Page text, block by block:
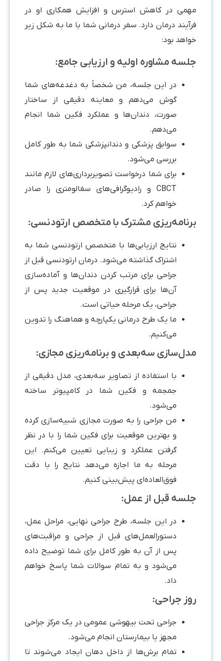
مهمی در کاهش استرس و افزایش همکاری او در
فرآیند درمان دارد. سفر درمانی شما با ما به شکل زیر
خواهد بود:
جلسه مشاوره اولیه و ارزیابی جامع:
در این جلسه، من شخصاً به دغدغه‌های شما
گوش می‌دهم و معاینه دقیقی از ساختار
صورت، دندان‌ها و عملکرد فکین شما انجام
می‌دهم.
سوابق پزشکی و دندانپزشکی شما به طور کامل
بررسی می‌شود.
برای شما درخواست تصویربرداری‌های لازم مانند
CBCT و رادیوگرافی‌های سفالومتری را صادر
خواهم کرد.
برنامه‌ریزی مشترک با متخصص ارتودنسی:
نتایج ارزیابی‌ها با متخصص ارتودنسی شما به
اشتراک گذاشته می‌شود. درمان ارتودنسی قبل از
جراحی برای مرتب کردن دندان‌ها و آماده‌سازی
آن‌ها برای قرارگیری در موقعیت جدید پس از
جراحی، یک مرحله حیاتی است.
ما یک طرح درمانی یکپارچه و هماهنگ را تدوین
می‌کنیم.
مدل‌سازی سه‌بعدی و برنامه‌ریزی مجازی:
با استفاده از تصاویر سه‌بعدی، مدل دقیقی از
جمجمه و فکین شما در کامپیوتر ساخته
می‌شود.
من جراحی را به صورت مجازی شبیه‌سازی کرده
و بهترین موقعیت برای فکین شما را با در نظر
گرفتن عملکرد و زیبایی تعیین می‌کنم. این
مرحله به ما اجازه می‌دهد نتایج را با دقت
فوق‌العاده‌ای پیش‌بینی کنیم.
جلسه قبل از عمل:
در این جلسه، طرح جراحی نهایی، مراحل عمل،
دستورالعمل‌های قبل از جراحی و مراقبت‌های
پس از آن به طور کامل برای شما توضیح داده
می‌شود و به تمام سوالات شما پاسخ خواهم
داد.
روز جراحی:
جراحی تحت بیهوشی عمومی در یک مرکز جراحی
مجهز یا بیمارستان انجام می‌شود.
تمام برش‌ها از داخل دهان ایجاد می‌شوند تا